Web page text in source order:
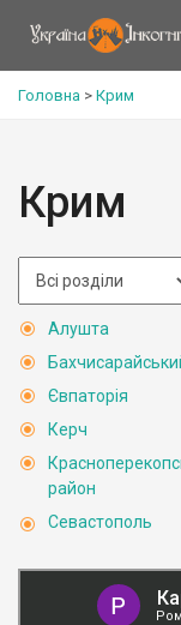
Головна > Крим
Крим
Алушта
Євпаторія
Керч
район
Севастополь